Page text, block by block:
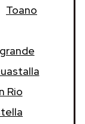
Toano
Rio